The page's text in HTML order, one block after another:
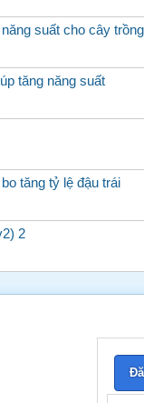
suất cho cây trồng
tăng năng suất
tăng tỷ lệ đậu trái
2